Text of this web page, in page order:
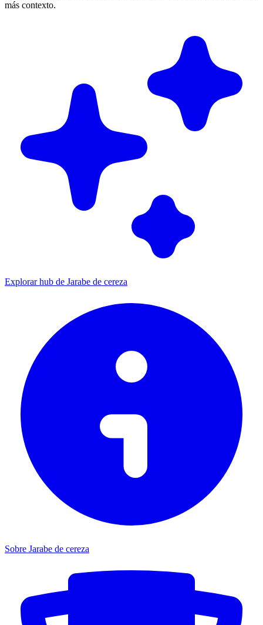
más contexto.
Explorar hub de Jarabe de cereza
Sobre Jarabe de cereza